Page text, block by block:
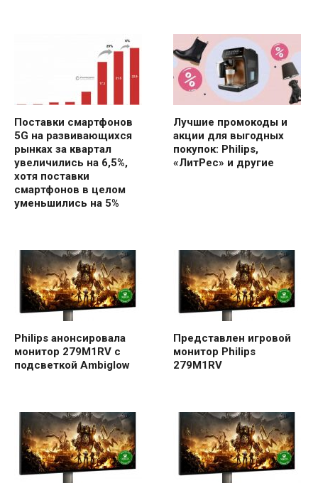
Поставки смартфонов
5G на развивающихся
рынках за квартал
увеличились на 6,5%,
хотя поставки
смартфонов в целом
уменьшились на 5%
Лучшие промокоды и
акции для выгодных
покупок: Philips,
«ЛитРес» и другие
Philips анонсировала
монитор 279M1RV с
подсветкой Ambiglow
Представлен игровой
монитор Philips
279M1RV